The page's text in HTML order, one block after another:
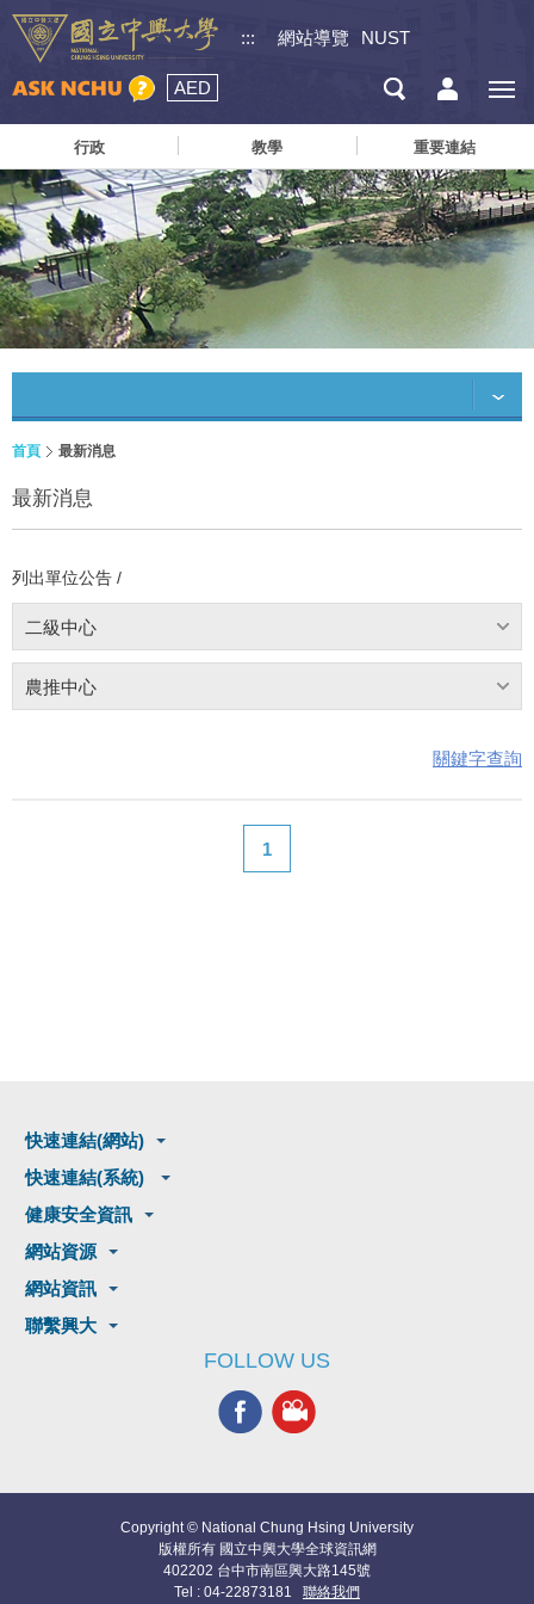
::: 網站導覽 NUST
AED
行政 教學 重要連結
首頁 最新消息
最新消息
列出單位公告 /
二級中心
農推中心
關鍵字查詢
1
快速連結(網站)
快速連結(系統)
健康安全資訊
網站資源
網站資訊
聯繫興大
FOLLOW US
Copyright © National Chung Hsing University
版權所有 國立中興大學全球資訊網
402202 台中市南區興大路145號
Tel : 04-22873181 聯絡我們